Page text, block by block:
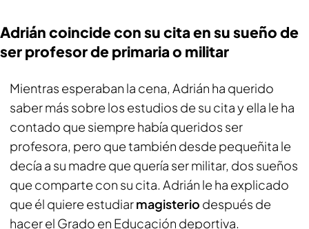
Adrián coincide con su cita en su sueño de
ser profesor de primaria o militar
Mientras esperaban la cena, Adrián ha querido
saber más sobre los estudios de su cita y ella le ha
contado que siempre había queridos ser
profesora, pero que también desde pequeñita le
decía a su madre que quería ser militar, dos sueños
que comparte con su cita. Adrián le ha explicado
que él quiere estudiarmagisterio después de
hacer el Grado en Educación deportiva.